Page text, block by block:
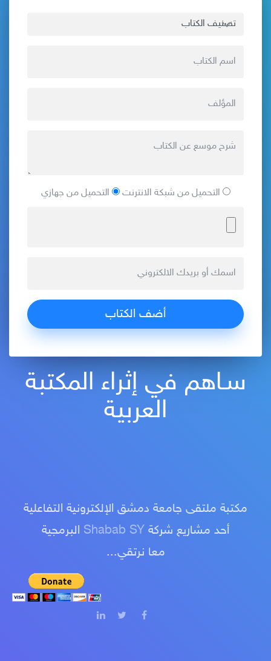
التحميل من شبكة الانترنت التحميل من جهازي
سـاهم في إثراء المكتبة
العربية
مكتبة ملتقى جامعة دمشق الإلكترونية التفاعلية
أحد مشاريع شركة Shabab SY البرمجية
معا نرتقي...